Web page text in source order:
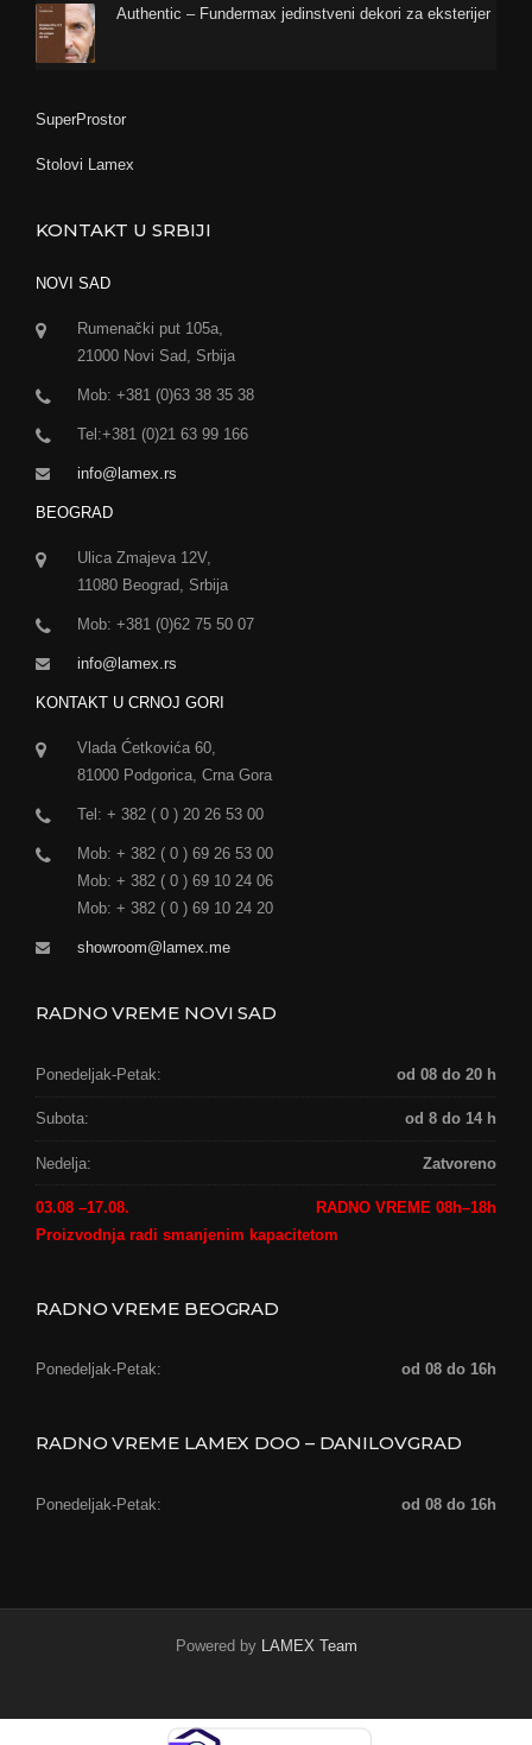
Authentic – Fundermax jedinstveni dekori za eksterijer
SuperProstor
Stolovi Lamex
KONTAKT U SRBIJI
NOVI SAD
Rumenački put 105a,
21000 Novi Sad, Srbija
Mob: +381 (0)63 38 35 38
Tel:+381 (0)21 63 99 166
info@lamex.rs
BEOGRAD
Ulica Zmajeva 12V,
11080 Beograd, Srbija
Mob: +381 (0)62 75 50 07
info@lamex.rs
KONTAKT U CRNOJ GORI
Vlada Ćetkovića 60,
81000 Podgorica, Crna Gora
Tel: + 382 ( 0 ) 20 26 53 00
Mob: + 382 ( 0 ) 69 26 53 00
Mob: + 382 ( 0 ) 69 10 24 06
Mob: + 382 ( 0 ) 69 10 24 20
showroom@lamex.me
RADNO VREME NOVI SAD
Ponedeljak-Petak: od 08 do 20 h
Subota: od 8 do 14 h
Nedelja: Zatvoreno
03.08 –17.08.
RADNO VREME 08h–18h
Proizvodnja radi smanjenim kapacitetom
RADNO VREME BEOGRAD
Ponedeljak-Petak: od 08 do 16h
RADNO VREME LAMEX DOO – DANILOVGRAD
Ponedeljak-Petak: od 08 do 16h
Powered by LAMEX Team